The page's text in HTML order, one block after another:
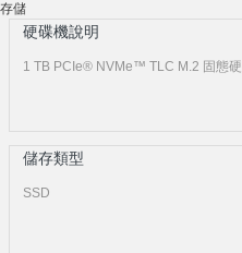
存儲
硬碟機說明
1 TB PCIe® NVMe™ TLC M.2 固態
儲存類型
SSD